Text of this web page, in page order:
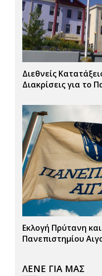
Διεθνείς
Διακρίσεις για το
Εκλογή Πρύτανη
Πανεπιστημίου
ΛΕΝΕ ΓΙΑ ΜΑΣ